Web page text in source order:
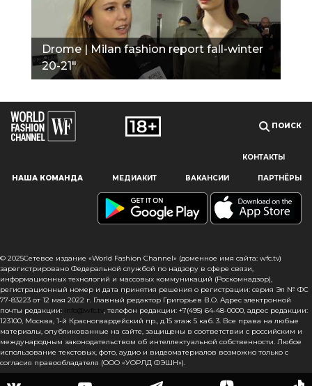
Наш сайт использует файлы cookie и похожие технологии,
пользователям, предоставляя персонализированную
информацию, запоминая предпочтения в области
сайта, вы подтверждаете свое согласие на использование
файлов cookie в соответствии с настоящим уведомлением
в отношении данного типа файлов. Если вы не согласны
с тем, чтобы мы использовали данный тип файлов,
то вы должны соответствующим образом установить
настройки вашего браузера или не использовать сайт wfc.tv
Drome | Milan fashion report fall-winter
20-21"
ПОИСК
КОНТАКТЫ
НАША КОМАНДА МЕДИАКИТ ВАКАНСИИ ПАРТНЁРЫ
© 2025Сетевое издание «World Fashion Channel» (доменное имя сайта: wfc.tv)
зарегистрировано Федеральной службой по надзору в сфере связи,
информационных технологий и массовых коммуникаций (Роскомнадзор),
регистрационный номер и дата принятия решения о регистрации: серия Эл № ФС
77-83223 от 12 мая 2022 г. Главный редактор Григорьев В.О. Адрес электронной
почты редакции: info@wfc.tv, телефон редакции: +7(495) 64-48-0000, адрес редакции:
123100, Москва, 1-й Красногвардейский пр., д.15 этаж 5 каб. 3. Все права на любые
материалы, опубликованные на сайте, защищены в соответствии с российским и
международным законодательством об интеллектуальной собственности. Любое
использование текстовых, фото, аудио и видеоматериалов возможно только с
согласия правообладателя (ООО «УОРЛД ФЭШН»).